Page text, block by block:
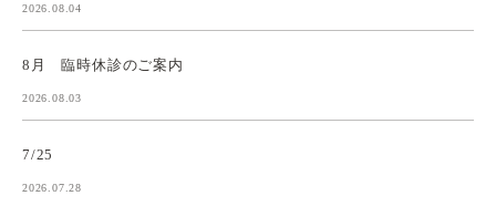
2026.08.04
8月 臨時休診のご案内
2026.08.03
7/25
2026.07.28